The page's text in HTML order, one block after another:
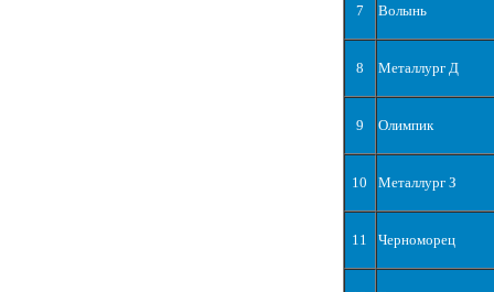
7 Волынь
8 Металлург Д
9 Олимпик
10 Металлург З
11 Черноморец